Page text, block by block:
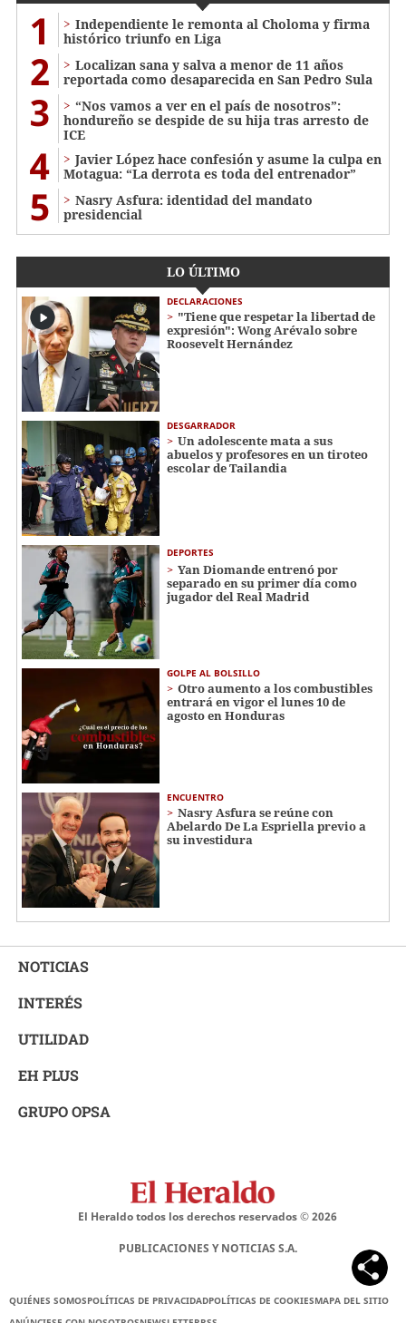
1
Independiente le remonta al Choloma y firma
histórico triunfo en Liga
2
Localizan sana y salva a menor de 11 años
reportada como desaparecida en San Pedro Sula
3
“Nos vamos a ver en el país de nosotros”:
hondureño se despide de su hija tras arresto de
ICE
4
Javier López hace confesión y asume la culpa en
Motagua: “La derrota es toda del entrenador”
5
Nasry Asfura: identidad del mandato
presidencial
LO ÚLTIMO
DECLARACIONES
"Tiene que respetar la libertad de
expresión": Wong Arévalo sobre
Roosevelt Hernández
DESGARRADOR
Un adolescente mata a sus
abuelos y profesores en un tiroteo
escolar de Tailandia
DEPORTES
Yan Diomande entrenó por
separado en su primer día como
jugador del Real Madrid
GOLPE AL BOLSILLO
Otro aumento a los combustibles
entrará en vigor el lunes 10 de
agosto en Honduras
ENCUENTRO
Nasry Asfura se reúne con
Abelardo De La Espriella previo a
su investidura
NOTICIAS
INTERÉS
UTILIDAD
EH PLUS
GRUPO OPSA
El Heraldo todos los derechos reservados ©2026
PUBLICACIONES Y NOTICIAS S.A.
QUIÉNES SOMOSPOLÍTICAS DE PRIVACIDADPOLÍTICAS DE COOKIESMAPA DEL SITIO